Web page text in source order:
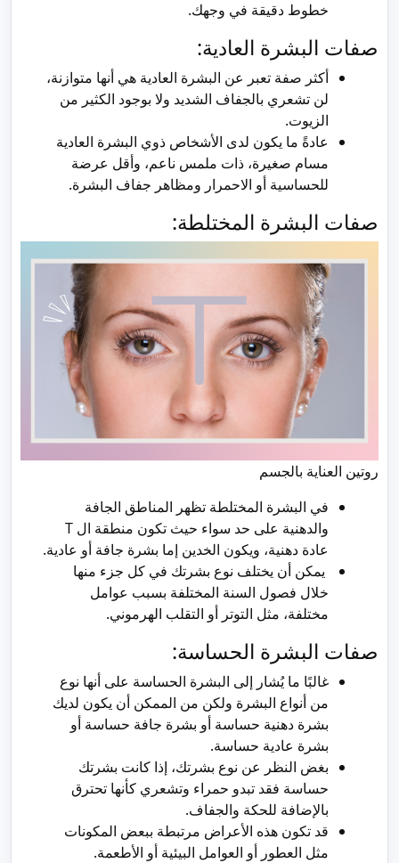
خطوط دقيقة في وجهك.
صفات البشرة العادية:
أكثر صفة تعبر عن البشرة العادية هي أنها متوازنة،
لن تشعري بالجفاف الشديد ولا بوجود الكثير من
الزيوت.
عادةً ما يكون لدى الأشخاص ذوي البشرة العادية
مسام صغيرة، ذات ملمس ناعم، وأقل عرضة
للحساسية أو الاحمرار ومظاهر جفاف البشرة.
صفات البشرة المختلطة:
روتين العناية بالجسم
في البشرة المختلطة تظهر المناطق الجافة
والدهنية على حد سواء حيث تكون منطقة ال T
عادة دهنية، ويكون الخدين إما بشرة جافة أو عادية.
يمكن أن يختلف نوع بشرتك في كل جزء منها
خلال فصول السنة المختلفة بسبب عوامل
مختلفة، مثل التوتر أو التقلب الهرموني.
صفات البشرة الحساسة:
غالبًا ما يُشار إلى البشرة الحساسة على أنها نوع
من أنواع البشرة ولكن من الممكن أن يكون لديك
بشرة دهنية حساسة أو بشرة جافة حساسة أو
بشرة عادية حساسة.
بغض النظر عن نوع بشرتك، إذا كانت بشرتك
حساسة فقد تبدو حمراء وتشعري كأنها تحترق
بالإضافة للحكة والجفاف.
قد تكون هذه الأعراض مرتبطة ببعض المكونات
مثل العطور أو العوامل البيئية أو الأطعمة.